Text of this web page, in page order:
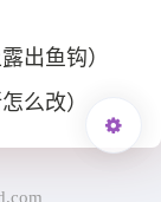
出鱼钩）
么改）